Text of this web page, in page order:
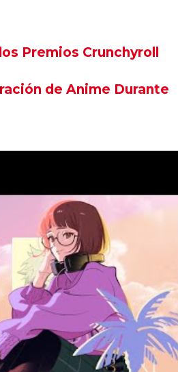
Premios Crunchyroll
de Anime Durante